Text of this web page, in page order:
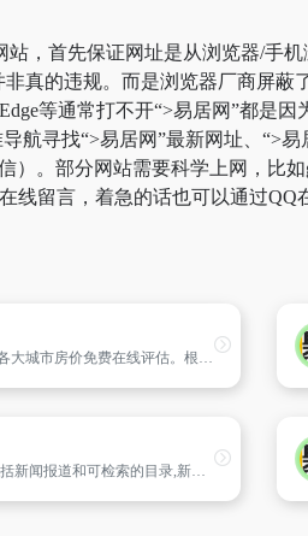
，首先保证网址是从浏览器/手
真的违规。而是浏览器厂商屏
等通常打不开“>易居网”都是
寻找“>易居网”最新网址、“>
。部分网站需要科学上网，比
线留言，着急的话也可以通过QQ
房价网提供全国各大城市房价免费在线评估。根据不同户型/面积提供免费精准估价。房价网同时提供最新、最全面的二手房买卖信息、二手房价格涨跌/挂牌量/成交量分析。海量房源图片,小区环境一览无余。免费发布房屋出租信息。地图找房方便检索房源,短信问房帮助您快速了解二手房价格,让买房卖房更轻松。
人民日报网站,包括新闻报道和可检索的目录,新闻评论和专题栏目。